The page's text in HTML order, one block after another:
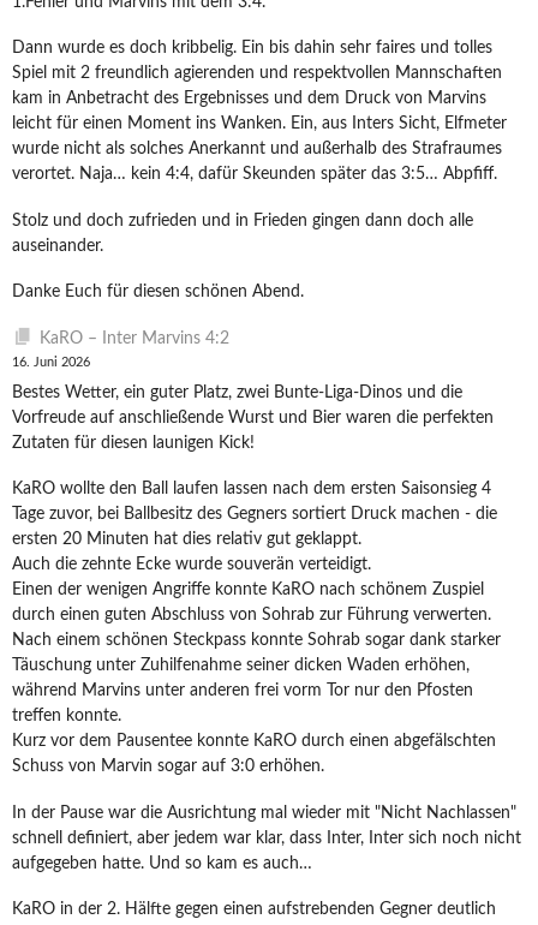
Dann wurde es doch kribbelig. Ein bis dahin sehr faires und tolles
Spiel mit 2 freundlich agierenden und respektvollen Mannschaften
kam in Anbetracht des Ergebnisses und dem Druck von Marvins
leicht für einen Moment ins Wanken. Ein, aus Inters Sicht, Elfmeter
wurde nicht als solches Anerkannt und außerhalb des Strafraumes
verortet. Naja… kein 4:4, dafür Skeunden später das 3:5… Abpfiff.
Stolz und doch zufrieden und in Frieden gingen dann doch alle
auseinander.
Danke Euch für diesen schönen Abend.
KaRO – Inter Marvins 4:2
16. Juni 2026
Bestes Wetter, ein guter Platz, zwei Bunte-Liga-Dinos und die
Vorfreude auf anschließende Wurst und Bier waren die perfekten
Zutaten für diesen launigen Kick!
KaRO wollte den Ball laufen lassen nach dem ersten Saisonsieg 4
Tage zuvor, bei Ballbesitz des Gegners sortiert Druck machen - die
ersten 20 Minuten hat dies relativ gut geklappt.
Auch die zehnte Ecke wurde souverän verteidigt.
Einen der wenigen Angriffe konnte KaRO nach schönem Zuspiel
durch einen guten Abschluss von Sohrab zur Führung verwerten.
Nach einem schönen Steckpass konnte Sohrab sogar dank starker
Täuschung unter Zuhilfenahme seiner dicken Waden erhöhen,
während Marvins unter anderen frei vorm Tor nur den Pfosten
treffen konnte.
Kurz vor dem Pausentee konnte KaRO durch einen abgefälschten
Schuss von Marvin sogar auf 3:0 erhöhen.
In der Pause war die Ausrichtung mal wieder mit "Nicht Nachlassen"
schnell definiert, aber jedem war klar, dass Inter, Inter sich noch nicht
aufgegeben hatte. Und so kam es auch…
KaRO in der 2. Hälfte gegen einen aufstrebenden Gegner deutlich